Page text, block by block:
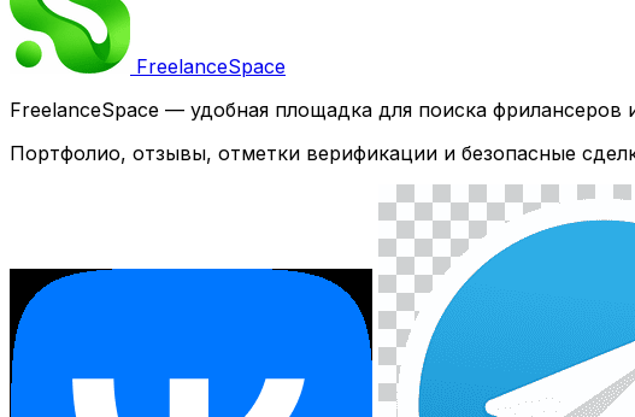
FreelanceSpace
FreelanceSpace — удобная площадка для поиска
Портфолио, отзывы, отметки верификации и безопасные